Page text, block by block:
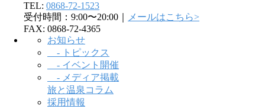
TEL: 0868-72-1523
受付時間：9:00〜20:00｜
メールはこちら>
FAX: 0868-72-4365
お知らせ
- トピックス
- イベント開催
- メディア掲載
旅と温泉コラム
採用情報